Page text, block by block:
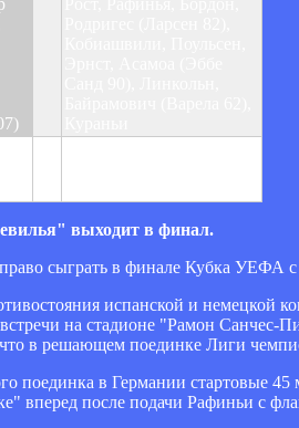
выходит в финал.
право сыграть в финале Кубка УЕФА
испанской и немецкой
на стадионе "Рамон Санчес-
в решающем поединке Лиги
поединка в Германии стартовые
вперед после подачи Рафиньи с